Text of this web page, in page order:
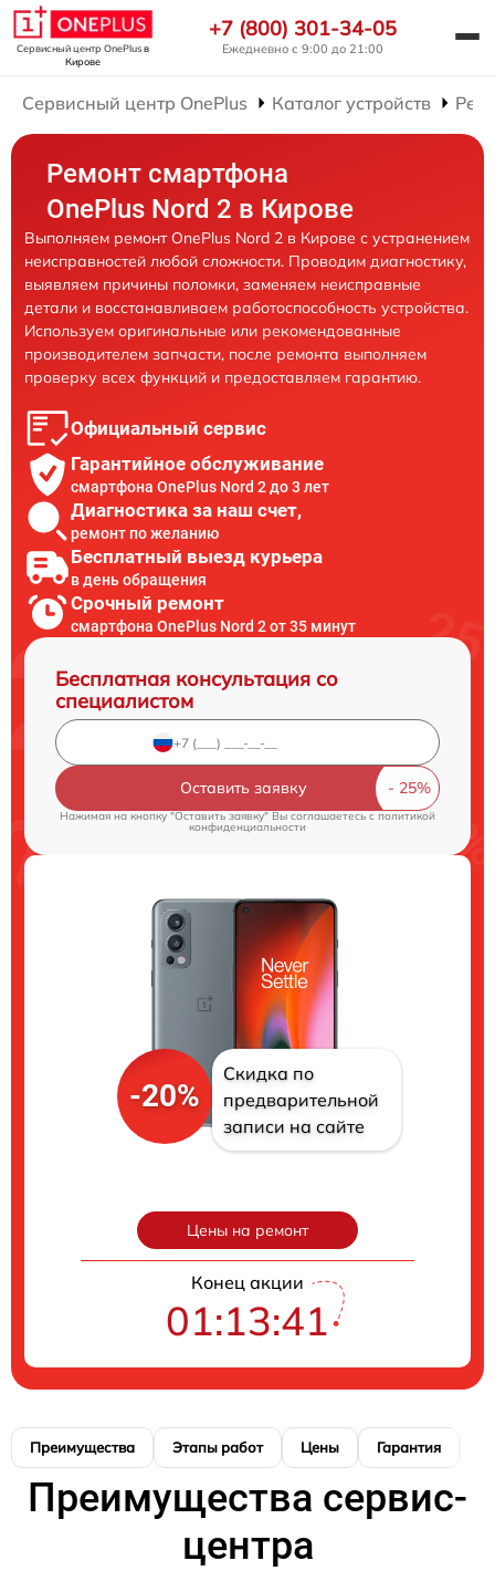
Сервисный центр OnePlusв
Кирове
+7 (800) 301-34-05
Ежедневно с 9:00 до 21:00
Сервисный центр OnePlus Каталог устройств
Ремонт смартфона
OnePlus Nord 2 в Кирове
Выполняем ремонт OnePlus Nord 2 в Кирове с устранением
неисправностей любой сложности. Проводим диагностику,
выявляем причины поломки, заменяем неисправные
детали и восстанавливаем работоспособность устройства.
Используем оригинальные или рекомендованные
производителем запчасти, после ремонта выполняем
проверку всех функций и предоставляем гарантию.
Официальный сервис
Гарантийное обслуживание
смартфона OnePlus Nord 2 до 3 лет
Диагностика за наш счет,
ремонт по желанию
Бесплатный выезд курьера
в день обращения
Срочный ремонт
смартфона OnePlus Nord 2 от 35 минут
Бесплатная консультация со
специалистом
Оставить заявку
Нажимая на кнопку "Оставить заявку" Вы соглашаетесь c политикой
конфиденциальности
-20%
Скидка по
предварительной
записи на сайте
Цены на ремонт
Конец акции
01:13:40
Преимущества Этапы работ Цены Гарантия
Преимущества сервис-
центра